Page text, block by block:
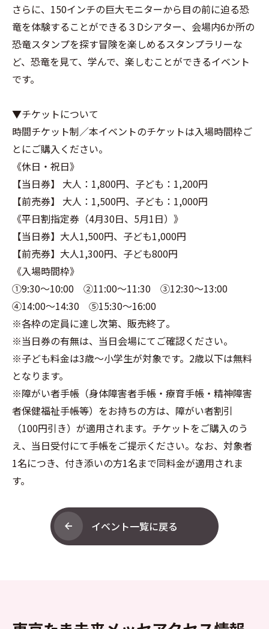
さらに、150インチの巨大モニターから目の前に迫る恐
竜を体験することができる３Dシアター、会場内6か所の
恐竜スタンプを探す冒険を楽しめるスタンプラリーな
ど、恐竜を見て、学んで、楽しむことができるイベント
です。
▼チケットについて
時間チケット制／本イベントのチケットは入場時間枠ご
とにご購入ください。
《休日・祝日》
【当日券】 大人：1,800円、子ども：1,200円
【前売券】 大人：1,500円、子ども：1,000円
《平日割指定券（4月30日、5月1日）》
【当日券】大人1,500円、子ども1,000円
【前売券】大人1,300円、子ども800円
《入場時間枠》
①9:30～10:00 ②11:00～11:30 ③12:30～13:00
④14:00～14:30 ⑤15:30～16:00
※各枠の定員に達し次第、販売終了。
※当日券の有無は、当日会場にてご確認ください。
※子ども料金は3歳～小学生が対象です。2歳以下は無料
となります。
※障がい者手帳（身体障害者手帳・療育手帳・精神障害
者保健福祉手帳等）をお持ちの方は、障がい者割引
（100円引き）が適用されます。チケットをご購入のう
え、当日受付にて手帳をご提示ください。なお、対象者
1名につき、付き添いの方1名まで同料金が適用されま
す。
イベント一覧に戻る